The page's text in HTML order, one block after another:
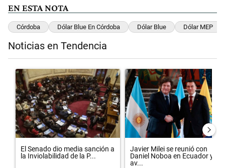
EN ESTA NOTA
Córdoba Dólar Blue En Córdoba Dólar Blue Dólar MEP
Noticias en Tendencia
Un artículo de tendencia con el título "El Senado dio media sanción
El Senado dio media sanción a
la Inviolabilidad de la P...
Un artículo de tendencia con el
Javier Milei se reunió con
Daniel Noboa en Ecuador y
av...